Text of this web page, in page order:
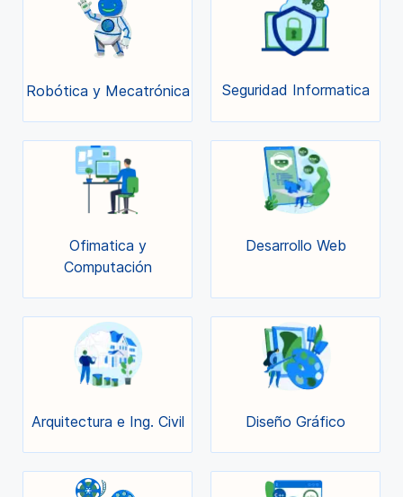
Robótica y Mecatrónica Seguridad Informatica
Ofimatica y
Computación
Desarrollo Web
Arquitectura e Ing. Civil Diseño Gráfico